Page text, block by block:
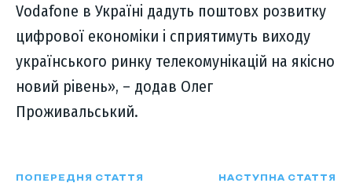
Vodafone в Україні дадуть поштовх розвитку
цифрової економіки і сприятимуть виходу
українського ринку телекомунікацій на якісно
новий рівень», – додав Олег
Проживальський.
ПОПЕРЕДНЯ СТАТТЯ НАСТУПНА СТАТТЯ